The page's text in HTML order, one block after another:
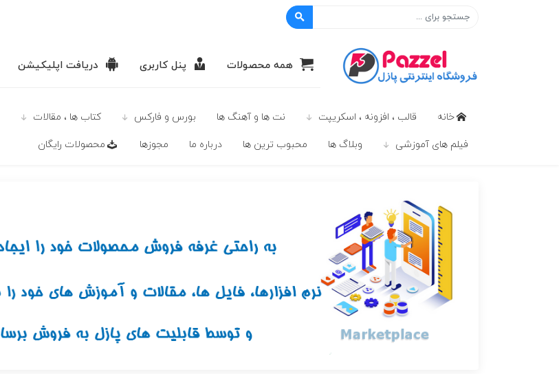
همه محصولات پنل کاربری دریافت اپلیکیشن
خانه قالب ، افزونه ، اسکریپت نت ها و آهنگ ها بورس و فارکس كتاب ها ، مقالات
فیلم های آموزشی وبلاگ ها محبوب ترين ها درباره ما مجوزها محصولات رايگان